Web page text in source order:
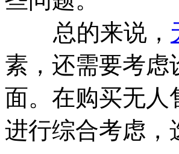
总的来说，
素，还需要考虑
面。在购买无人
进行综合考虑，